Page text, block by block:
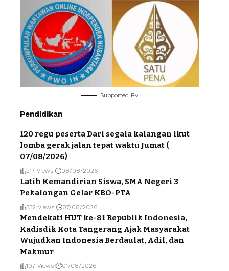
Supported By
Pendidikan
120 regu peserta Dari segala kalangan ikut
lomba gerak jalan tepat waktu Jumat (
07/08/2026)
217 Views 08/08/2026
Latih Kemandirian Siswa, SMA Negeri 3
Pekalongan Gelar KBO-PTA
332 Views 07/08/2026
Mendekati HUT ke-81 Republik Indonesia,
Kadisdik Kota Tangerang Ajak Masyarakat
Wujudkan Indonesia Berdaulat, Adil, dan
Makmur
107 Views 01/08/2026